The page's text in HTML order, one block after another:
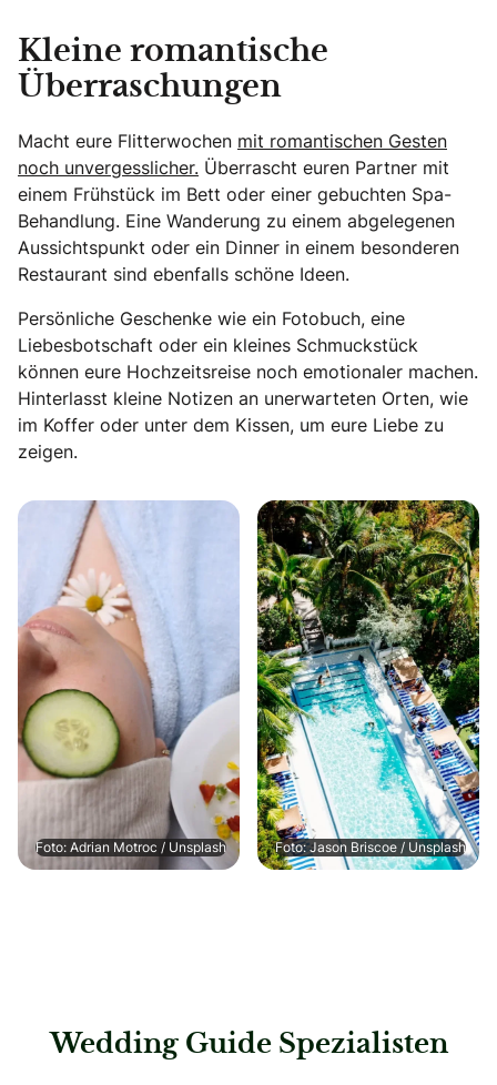
Kleine romantische
Überraschungen
Macht eure Flitterwochen mit romantischen Gesten
noch unvergesslicher. Überrascht euren Partner mit
einem Frühstück im Bett oder einer gebuchten Spa-
Behandlung. Eine Wanderung zu einem abgelegenen
Aussichtspunkt oder ein Dinner in einem besonderen
Restaurant sind ebenfalls schöne Ideen.
Persönliche Geschenke wie ein Fotobuch, eine
Liebesbotschaft oder ein kleines Schmuckstück
können eure Hochzeitsreise noch emotionaler machen.
Hinterlasst kleine Notizen an unerwarteten Orten, wie
im Koffer oder unter dem Kissen, um eure Liebe zu
zeigen.
Foto: Adrian Motroc / Unsplash Foto: Jason Briscoe / Unsplash
Wedding Guide Spezialisten